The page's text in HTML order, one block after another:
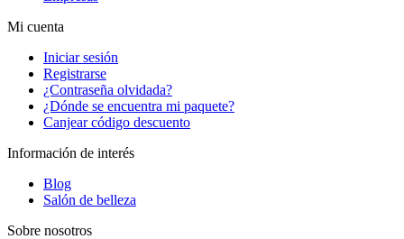
Mi cuenta
Iniciar sesión
Registrarse
¿Contraseña olvidada?
¿Dónde se encuentra mi paquete?
Canjear código descuento
Información de interés
Blog
Salón de belleza
Sobre nosotros